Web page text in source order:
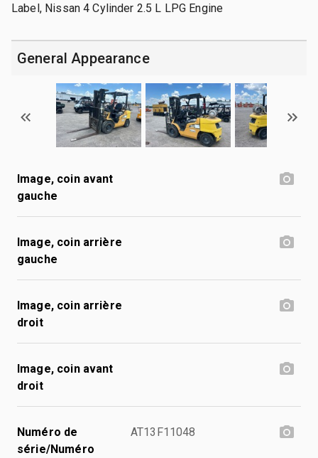
Label, Nissan 4 Cylinder 2.5 L LPG Engine
General Appearance
Image, coin avant
gauche
Image, coin arrière
gauche
Image, coin arrière
droit
Image, coin avant
droit
Numéro de
série/Numéro
AT13F11048